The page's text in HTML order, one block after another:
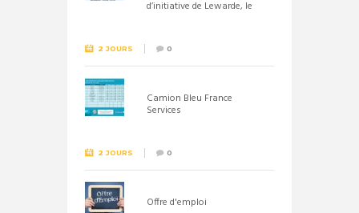
d’initiative de Lewarde, le
2 JOURS 0
Camion Bleu France
Services
2 JOURS 0
Offre d'emploi